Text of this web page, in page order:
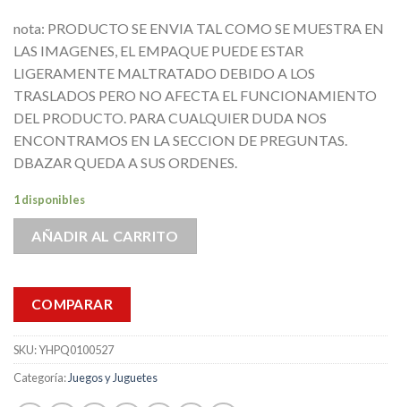
nota: PRODUCTO SE ENVIA TAL COMO SE MUESTRA EN
LAS IMAGENES, EL EMPAQUE PUEDE ESTAR
LIGERAMENTE MALTRATADO DEBIDO A LOS
TRASLADOS PERO NO AFECTA EL FUNCIONAMIENTO
DEL PRODUCTO. PARA CUALQUIER DUDA NOS
ENCONTRAMOS EN LA SECCION DE PREGUNTAS.
DBAZAR QUEDA A SUS ORDENES.
1 disponibles
AÑADIR AL CARRITO
COMPARAR
SKU:YHPQ0100527
Categoría: Juegos y Juguetes